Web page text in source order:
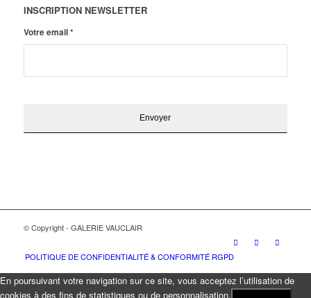
INSCRIPTION NEWSLETTER
Votre email*
© Copyright - GALERIE VAUCLAIR
POLITIQUE DE CONFIDENTIALITÉ & CONFORMITÉ RGPD
En poursuivant votre navigation sur ce site, vous acceptez l’utilisation de
cookies à des fins de statistiques ou de personnalisation.